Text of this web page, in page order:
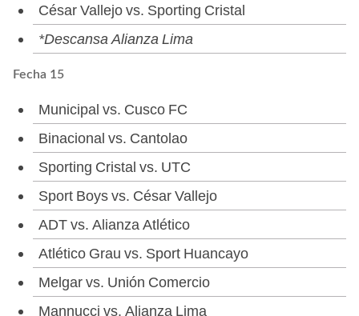
César Vallejo vs. Sporting Cristal
*Descansa Alianza Lima
Fecha 15
Municipal vs. Cusco FC
Binacional vs. Cantolao
Sporting Cristal vs. UTC
Sport Boys vs. César Vallejo
ADT vs. Alianza Atlético
Atlético Grau vs. Sport Huancayo
Melgar vs. Unión Comercio
Mannucci vs. Alianza Lima